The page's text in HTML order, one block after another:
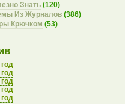
Знать (120)
Из Журналов (386)
Крючком (53)